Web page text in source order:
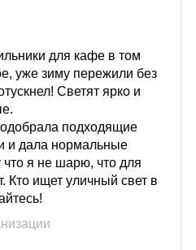
для кафе в том
уже зиму пережили без
Светят ярко и
подходящие
и дала нормальные
я не шарю, что для
Кто ищет уличный свет в